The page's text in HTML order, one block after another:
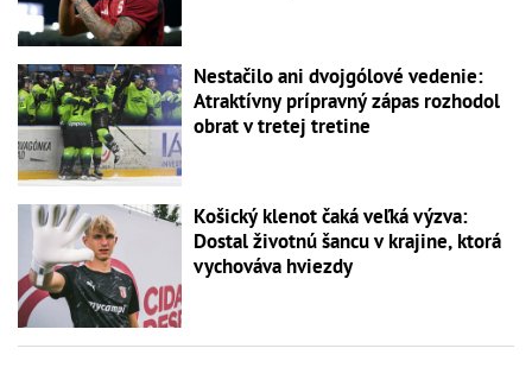
Nestačilo ani dvojgólové vedenie:
Atraktívny prípravný zápas rozhodol
obrat v tretej tretine
Košický klenot čaká veľká výzva:
Dostal životnú šancu v krajine, ktorá
vychováva hviezdy